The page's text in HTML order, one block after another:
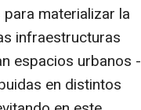
materializar la
infraestructuras
espacios urbanos -
en distintos